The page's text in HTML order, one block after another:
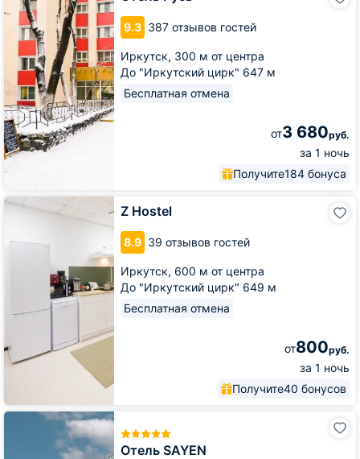
9.3 387 отзывов гостей
Иркутск, 300 м от центра
До "Иркутский цирк" 647 м
Бесплатная отмена
от3 680руб.
за 1 ночь
Получите184 бонуса
Z Hostel
8.9 39 отзывов гостей
Иркутск, 600 м от центра
До "Иркутский цирк" 649 м
Бесплатная отмена
от800руб.
за 1 ночь
Получите40 бонусов
Z
Отель SAYEN
Отель